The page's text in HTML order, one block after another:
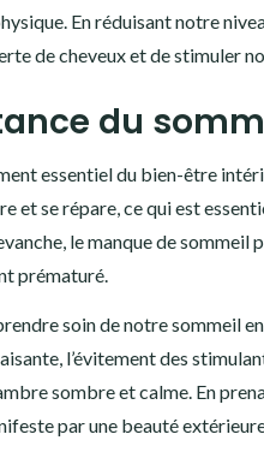
En réduisant notre
de cheveux et de stimuler
du
essentiel du bien-être
et se répare, ce qui est
le manque de sommeil
prématuré.
soin de notre sommeil
l’évitement des
sombre et calme. En
par une beauté